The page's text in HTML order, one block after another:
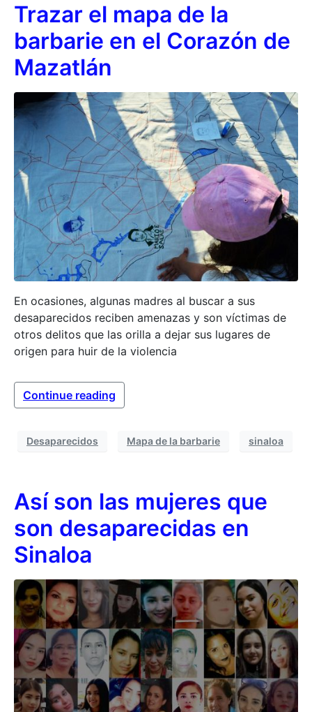
Trazar el mapa de la
barbarie en el Corazón de
Mazatlán
En ocasiones, algunas madres al buscar a sus
desaparecidos reciben amenazas y son víctimas de
otros delitos que las orilla a dejar sus lugares de
origen para huir de la violencia
Continue reading
Desaparecidos Mapa de la barbarie sinaloa
Así son las mujeres que
son desaparecidas en
Sinaloa